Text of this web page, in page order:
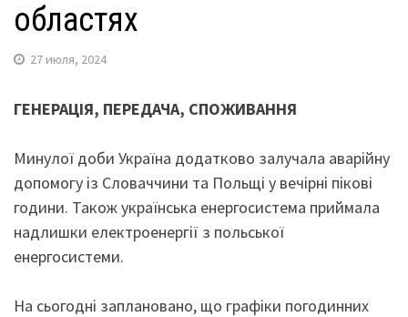
областях
27 июля, 2024
ГЕНЕРАЦІЯ, ПЕРЕДАЧА, СПОЖИВАННЯ
Минулої доби Україна додатково залучала аварійну
допомогу із Словаччини та Польщі у вечірні пікові
години. Також українська енергосистема приймала
надлишки електроенергії з польської
енергосистеми.
На сьогодні заплановано, що графіки погодинних